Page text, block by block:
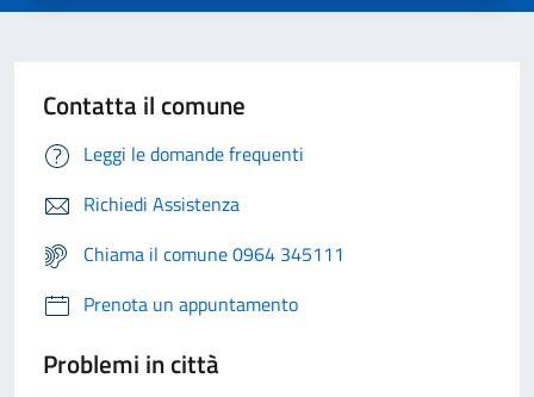
Contatta il comune
Leggi le domande frequenti
Richiedi Assistenza
Chiama il comune 0964 345111
Prenota un appuntamento
Problemi in città